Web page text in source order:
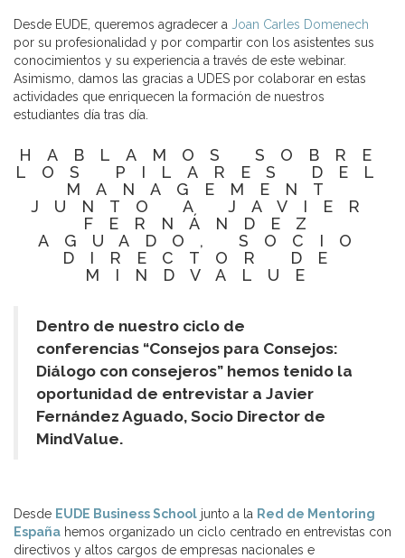
Desde EUDE, queremos agradecer a Joan Carles Domenech
por su profesionalidad y por compartir con los asistentes sus
conocimientos y su experiencia a través de este webinar.
Asimismo, damos las gracias a UDES por colaborar en estas
actividades que enriquecen la formación de nuestros
estudiantes día tras día.
HABLAMOS SOBRE
LOS PILARES DEL
MANAGEMENT
JUNTO A JAVIER
FERNÁNDEZ
AGUADO, SOCIO
DIRECTOR DE
MINDVALUE
Dentro de nuestro ciclo de
conferencias “Consejos para Consejos:
Diálogo con consejeros” hemos tenido la
oportunidad de entrevistar a Javier
Fernández Aguado, Socio Director de
MindValue.
Desde EUDE Business School junto a la Red de Mentoring
España hemos organizado un ciclo centrado en entrevistas con
directivos y altos cargos de empresas nacionales e